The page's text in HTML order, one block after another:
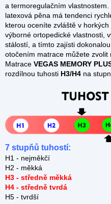
a termoregulačním
latexová pěna má tendenci
kterou oceníte zvláště v
výborné ortopedické vlastnosti,
stálostí, a tímto zajísti
otočením matrace můžete zvolit
Matrace VEGAS MEMORY
rozdílnou tuhosti H3/H4 na
7 stupňů tuhostí:
H1 - nejměkčí
H2 - měkká
H3 - středně měkká
H4 - středně tvrdá
H5 - tvrdší